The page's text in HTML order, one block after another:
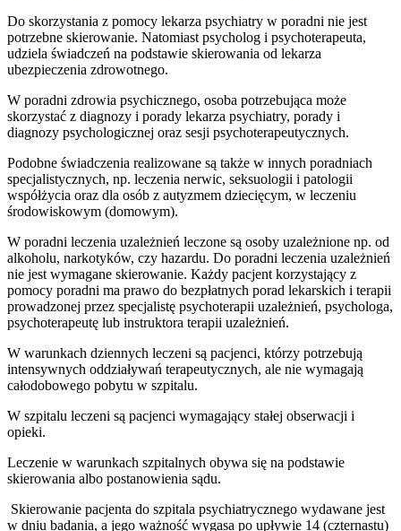
Do skorzystania z pomocy lekarza psychiatry w poradni nie jest
potrzebne skierowanie. Natomiast psycholog i psychoterapeuta,
udziela świadczeń na podstawie skierowania od lekarza
ubezpieczenia zdrowotnego.
W poradni zdrowia psychicznego, osoba potrzebująca może
skorzystać z diagnozy i porady lekarza psychiatry, porady i
diagnozy psychologicznej oraz sesji psychoterapeutycznych.
Podobne świadczenia realizowane są także w innych poradniach
specjalistycznych, np. leczenia nerwic, seksuologii i patologii
współżycia oraz dla osób z autyzmem dziecięcym, w leczeniu
środowiskowym (domowym).
W poradni leczenia uzależnień leczone są osoby uzależnione np. od
alkoholu, narkotyków, czy hazardu. Do poradni leczenia uzależnień
nie jest wymagane skierowanie. Każdy pacjent korzystający z
pomocy poradni ma prawo do bezpłatnych porad lekarskich i terapii
prowadzonej przez specjalistę psychoterapii uzależnień, psychologa,
psychoterapeutę lub instruktora terapii uzależnień.
W warunkach dziennych leczeni są pacjenci, którzy potrzebują
intensywnych oddziaływań terapeutycznych, ale nie wymagają
całodobowego pobytu w szpitalu.
W szpitalu leczeni są pacjenci wymagający stałej obserwacji i
opieki.
Leczenie w warunkach szpitalnych obywa się na podstawie
skierowania albo postanowienia sądu.
Skierowanie pacjenta do szpitala psychiatrycznego wydawane jest
w dniu badania, a jego ważność wygasa po upływie 14 (czternastu)